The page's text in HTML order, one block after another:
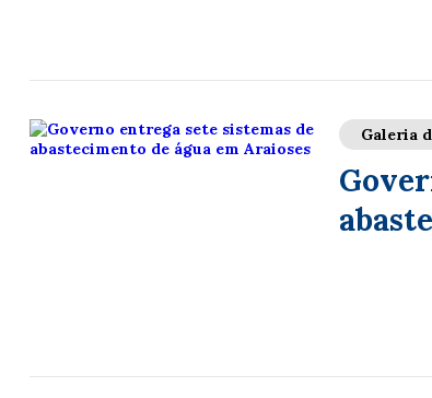
Galeria